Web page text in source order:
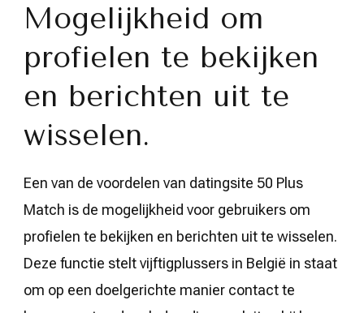
Mogelijkheid om
profielen te bekijken
en berichten uit te
wisselen.
Een van de voordelen van datingsite 50 Plus
Match is de mogelijkheid voor gebruikers om
profielen te bekijken en berichten uit te wisselen.
Deze functie stelt vijftigplussers in België in staat
om op een doelgerichte manier contact te